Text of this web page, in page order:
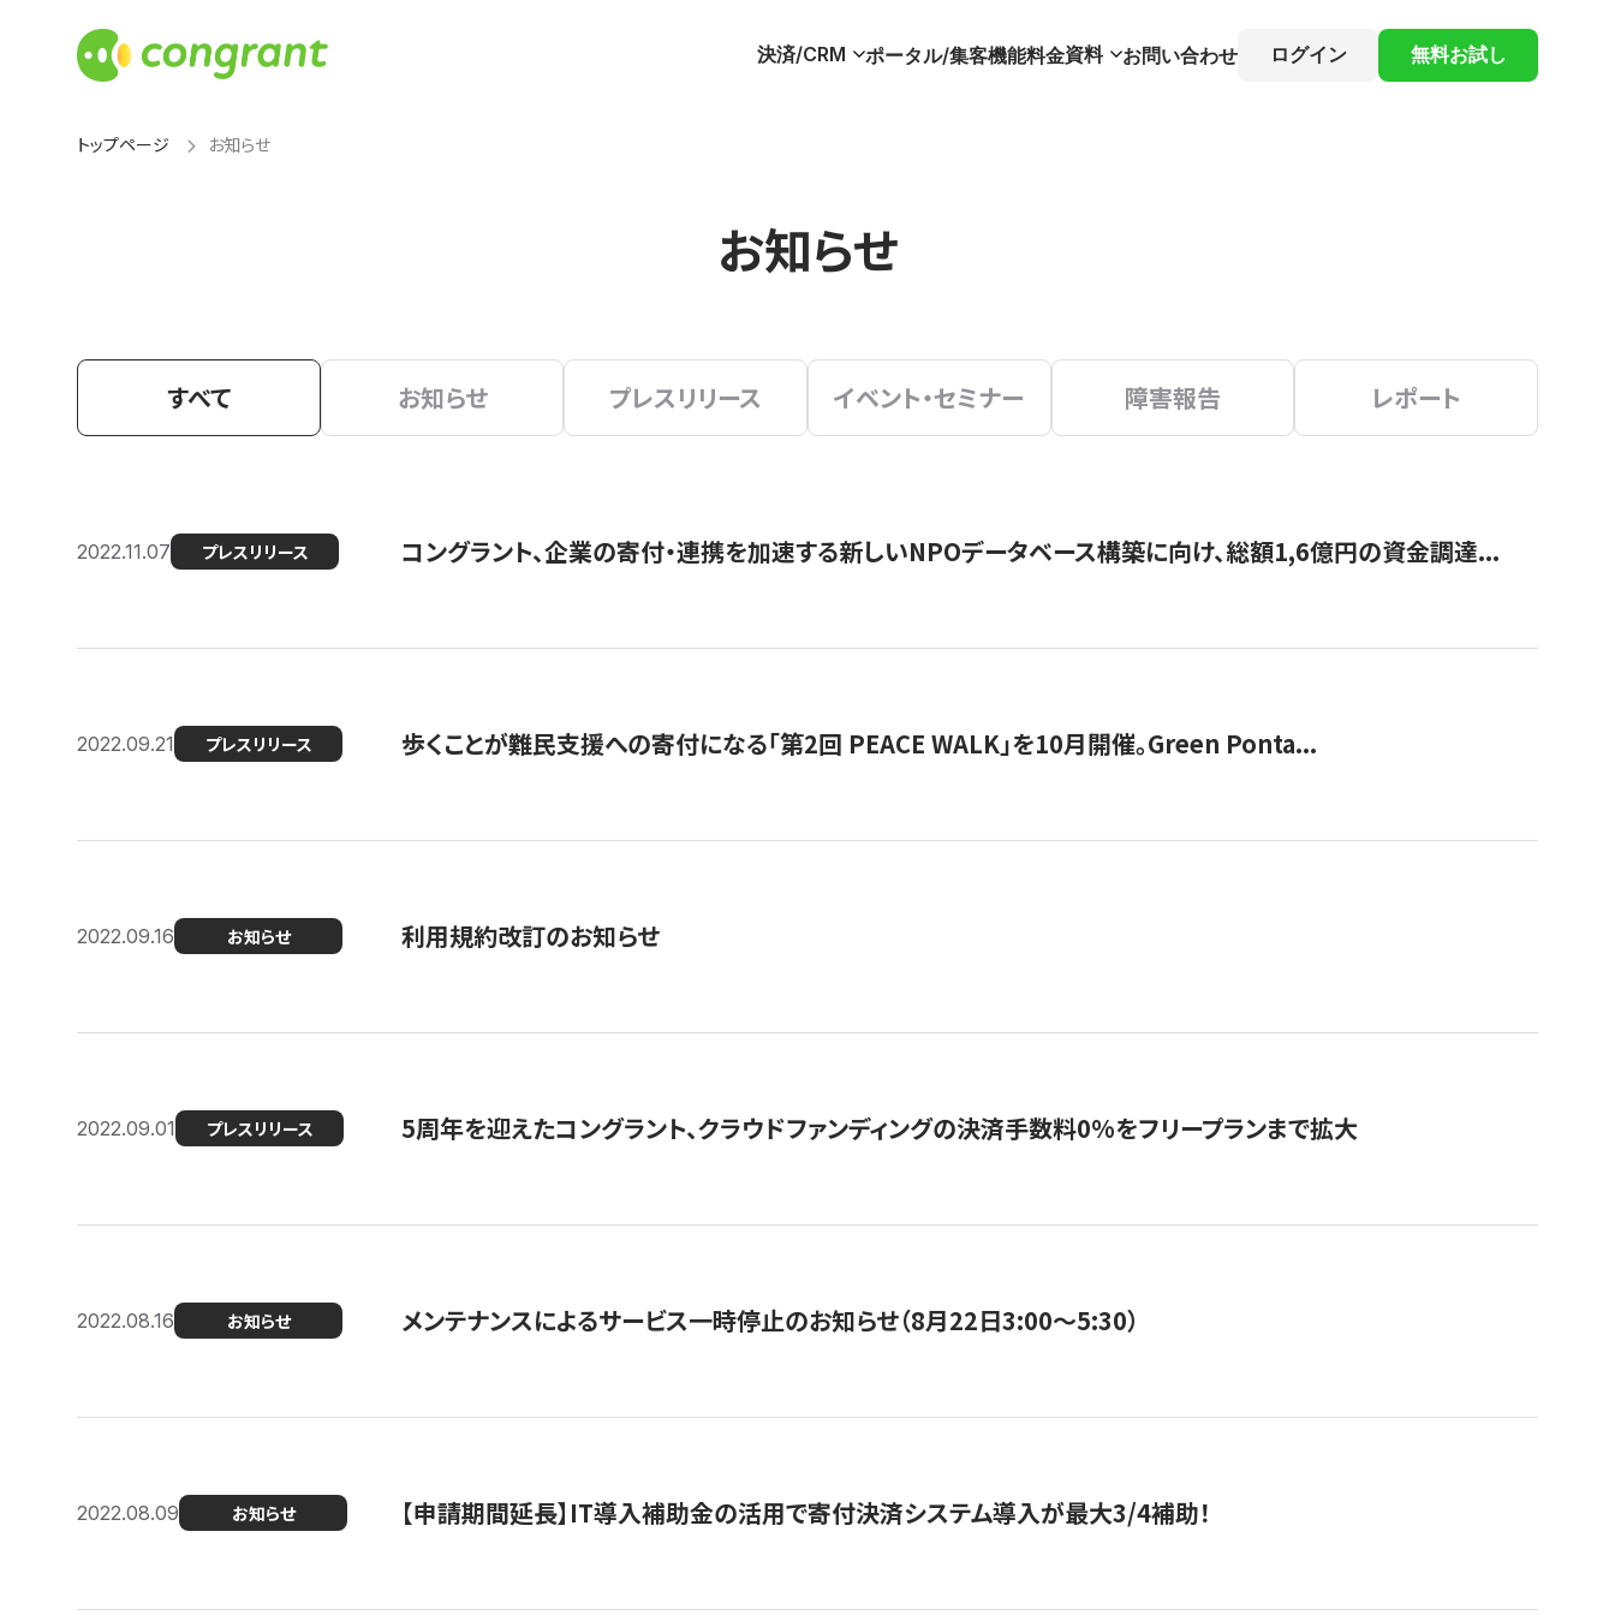
決済/CRM ポータル/集客機能料金資料 お問い合わせ ログイン 無料お試し
トップページ お知らせ
お知らせ
すべて お知らせ プレスリリース イベント・セミナー 障害報告 レポート
2022.11.07 プレスリリース コングラント、企業の寄付・連携を加速する新しいNPOデータベース構築に向け、総額1,6億円の資金調達...
2022.09.21 プレスリリース 歩くことが難民支援への寄付になる「第2回 PEACE WALK」を10月開催。Green Ponta...
2022.09.16 お知らせ 利用規約改訂のお知らせ
2022.09.01 プレスリリース 5周年を迎えたコングラント、クラウドファンディングの決済手数料0%をフリープランまで拡大
2022.08.16 お知らせ メンテナンスによるサービス一時停止のお知らせ（8月22日3:00〜5:30）
2022.08.09 お知らせ 【申請期間延長】IT導入補助金の活用で寄付決済システム導入が最大3/4補助！